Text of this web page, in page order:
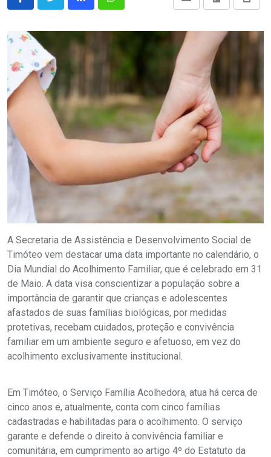
A Secretaria de Assistência e Desenvolvimento Social de
Timóteo vem destacar uma data importante no calendário, o
Dia Mundial do Acolhimento Familiar, que é celebrado em 31
de Maio. A data visa conscientizar a população sobre a
importância de garantir que crianças e adolescentes
afastados de suas famílias biológicas, por medidas
protetivas, recebam cuidados, proteção e convivência
familiar em um ambiente seguro e afetuoso, em vez do
acolhimento exclusivamente institucional.
Em Timóteo, o Serviço Família Acolhedora, atua há cerca de
cinco anos e, atualmente, conta com cinco famílias
cadastradas e habilitadas para o acolhimento. O serviço
garante e defende o direito à convivência familiar e
comunitária, em cumprimento ao artigo 4º do Estatuto da